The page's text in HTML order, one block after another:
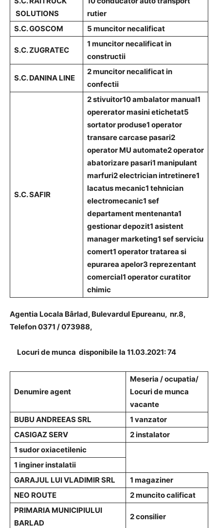
SOLUTIONS
rutier
S.C. GOSCOM
5 muncitor necalificat
S.C. ZUGRATEC
1 muncitor necalificat in
constructii
S.C. DANINA LINE
2 muncitor necalificat in
confectii
S.C. SAFIR
2 stivuitor10 ambalator manual1
opererator masini etichetat5
sortator produse1 operator
transare carcase pasari2
operator MU automate2 operator
abatorizare pasari1 manipulant
marfuri2 electrician intretinere1
lacatus mecanic1 tehnician
electromecanic1 sef
departament mentenanta1
gestionar depozit1 asistent
manager marketing1 sef serviciu
comert1 operator tratarea si
epurarea apelor3 reprezentant
comercial1 operator curatitor
chimic
Agentia Locala Bârlad, Bulevardul Epureanu, nr.8,
Telefon 0371 / 073988,
Locuri de munca disponibile la 11.03.2021: 74
Denumire agent
Meseria / ocupatia/
Locuri de munca
vacante
BUBU ANDREEAS SRL
1 vanzator
CASIGAZ SERV
2 instalator
1 sudor oxiacetilenic
1 inginer instalatii
GARAJUL LUI VLADIMIR SRL
1 magaziner
NEO ROUTE
2 muncito calificat
PRIMARIA MUNICIPIULUI
BARLAD
2 consilier